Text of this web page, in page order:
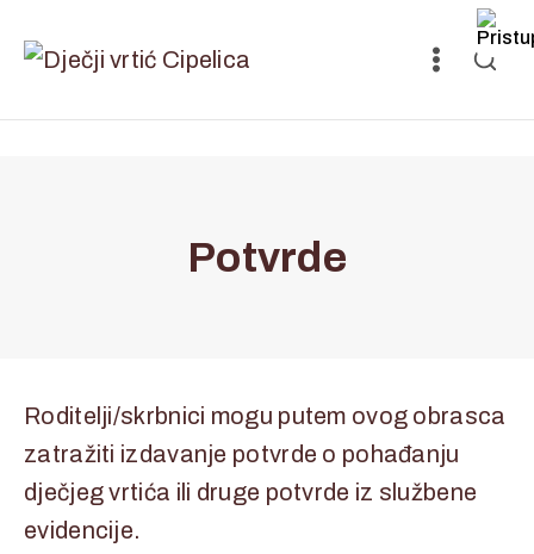
Potvrde
Roditelji/skrbnici mogu putem ovog obrasca
zatražiti izdavanje potvrde o pohađanju
dječjeg vrtića ili druge potvrde iz službene
evidencije.